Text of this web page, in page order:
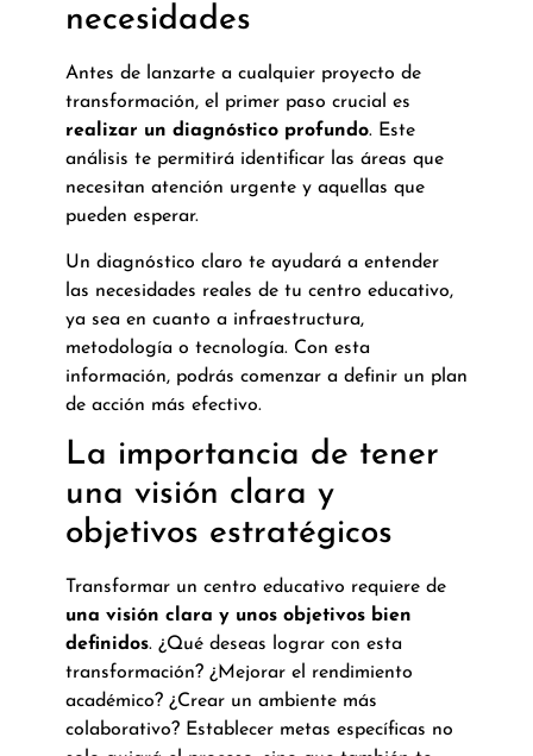
necesidades
Antes de lanzarte a cualquier proyecto de
transformación, el primer paso crucial es
realizar un diagnóstico profundo. Este
análisis te permitirá identificar las áreas que
necesitan atención urgente y aquellas que
pueden esperar.
Un diagnóstico claro te ayudará a entender
las necesidades reales de tu centro educativo,
ya sea en cuanto a infraestructura,
metodología o tecnología. Con esta
información, podrás comenzar a definir un plan
de acción más efectivo.
La importancia de tener
una visión clara y
objetivos estratégicos
Transformar un centro educativo requiere de
una visión clara y unos objetivos bien
definidos. ¿Qué deseas lograr con esta
transformación? ¿Mejorar el rendimiento
académico? ¿Crear un ambiente más
colaborativo? Establecer metas específicas no